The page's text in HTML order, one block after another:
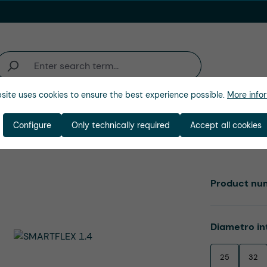
Select
Diametro
25 32
Product
uses cookies to ensure the best experience possible. More
Only technically required
Configure Accept all cookies